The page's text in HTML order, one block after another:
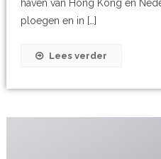
haven van Hong Kong en
ploegen en in […]
Lees verder